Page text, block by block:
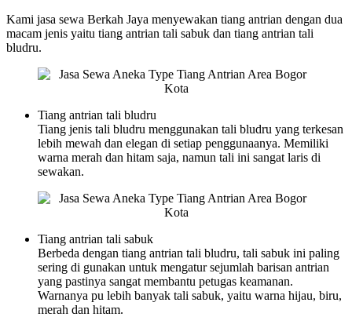
Kami jasa sewa Berkah Jaya menyewakan tiang antrian dengan dua
macam jenis yaitu tiang antrian tali sabuk dan tiang antrian tali
bludru.
Tiang antrian tali bludru
Tiang jenis tali bludru menggunakan tali bludru yang terkesan
lebih mewah dan elegan di setiap penggunaanya. Memiliki
warna merah dan hitam saja, namun tali ini sangat laris di
sewakan.
Tiang antrian tali sabuk
Berbeda dengan tiang antrian tali bludru, tali sabuk ini paling
sering di gunakan untuk mengatur sejumlah barisan antrian
yang pastinya sangat membantu petugas keamanan.
Warnanya pu lebih banyak tali sabuk, yaitu warna hijau, biru,
merah dan hitam.